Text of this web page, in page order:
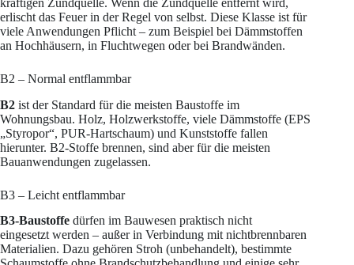
erlischt das Feuer in der Regel von selbst. Diese Klasse ist für
viele Anwendungen Pflicht – zum Beispiel bei Dämmstoffen
an Hochhäusern, in Fluchtwegen oder bei Brandwänden.
B2 – Normal entflammbar
B2 ist der Standard für die meisten Baustoffe im
Wohnungsbau. Holz, Holzwerkstoffe, viele Dämmstoffe (EPS
„Styropor“, PUR-Hartschaum) und Kunststoffe fallen
hierunter. B2-Stoffe brennen, sind aber für die meisten
Bauanwendungen zugelassen.
B3 – Leicht entflammbar
B3-Baustoffe dürfen im Bauwesen praktisch nicht
eingesetzt werden – außer in Verbindung mit nichtbrennbaren
Materialien. Dazu gehören Stroh (unbehandelt), bestimmte